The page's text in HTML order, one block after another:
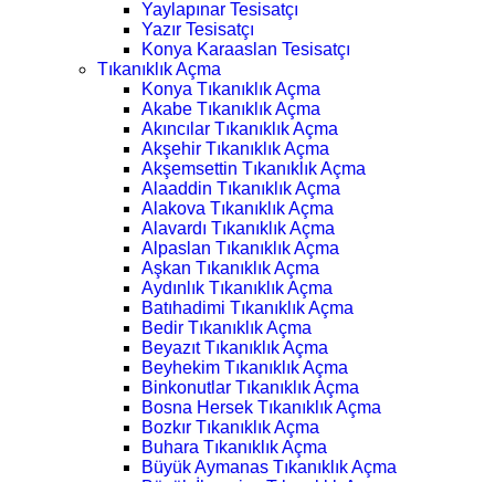
Yaylapınar Tesisatçı
Yazır Tesisatçı
Konya Karaaslan Tesisatçı
Tıkanıklık Açma
Konya Tıkanıklık Açma
Akabe Tıkanıklık Açma
Akıncılar Tıkanıklık Açma
Akşehir Tıkanıklık Açma
Akşemsettin Tıkanıklık Açma
Alaaddin Tıkanıklık Açma
Alakova Tıkanıklık Açma
Alavardı Tıkanıklık Açma
Alpaslan Tıkanıklık Açma
Aşkan Tıkanıklık Açma
Aydınlık Tıkanıklık Açma
Batıhadimi Tıkanıklık Açma
Bedir Tıkanıklık Açma
Beyazıt Tıkanıklık Açma
Beyhekim Tıkanıklık Açma
Binkonutlar Tıkanıklık Açma
Bosna Hersek Tıkanıklık Açma
Bozkır Tıkanıklık Açma
Buhara Tıkanıklık Açma
Büyük Aymanas Tıkanıklık Açma